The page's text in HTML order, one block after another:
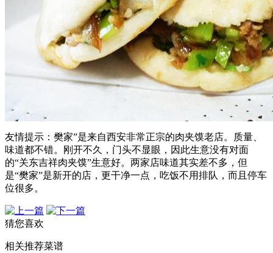
友情提示：樊家”是来自西安非常正宗的肉夹馍老店。质量、
味道都不错。刚开不久，门头不显眼，因此生意没有对面
的“关东吉祥肉夹馍”生意好。两家店味道其实差不多，但
是“樊家”是新开的店，更干净一点，吃饭不用排队，而且停车
位很多。
猜您喜欢
相关推荐菜谱